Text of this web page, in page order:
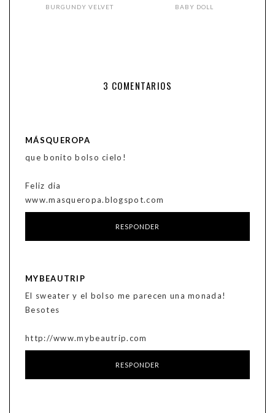
BURGUNDY VELVET BABY DOLL
3 COMENTARIOS
MÁSQUEROPA
que bonito bolso cielo!
Feliz dia
www.masqueropa.blogspot.com
RESPONDER
MYBEAUTRIP
El sweater y el bolso me parecen una monada!
Besotes
http://www.mybeautrip.com
RESPONDER